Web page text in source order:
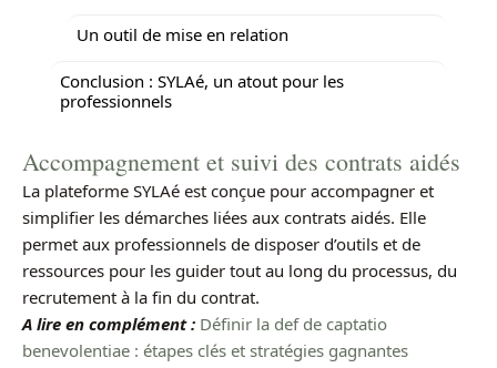
Un outil de mise en relation
Conclusion : SYLAé, un atout pour les
professionnels
Accompagnement et suivi des contrats aidés
La plateforme SYLAé est conçue pour accompagner et
simplifier les démarches liées aux contrats aidés. Elle
permet aux professionnels de disposer d’outils et de
ressources pour les guider tout au long du processus, du
recrutement à la fin du contrat.
A lire en complément : Définir la def de captatio
benevolentiae : étapes clés et stratégies gagnantes